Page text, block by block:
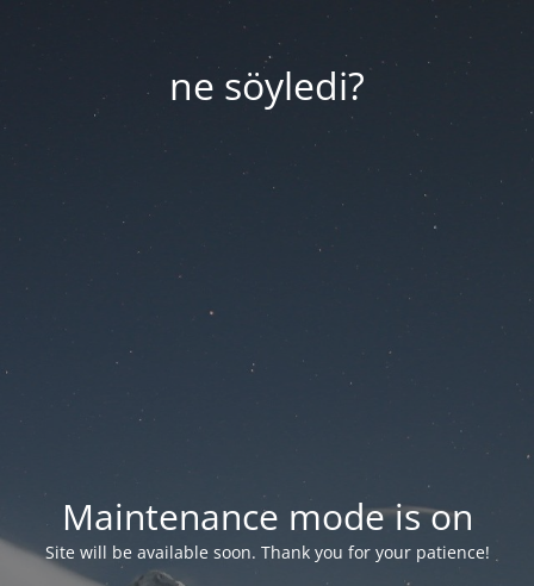
ne söyledi?
Maintenance mode is on
Site will be available soon. Thank you for your patience!